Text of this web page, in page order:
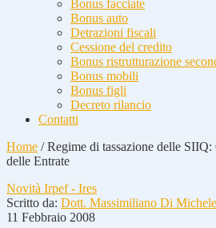
Bonus facciate
Bonus auto
Detrazioni fiscali
Cessione del credito
Bonus ristrutturazione
Bonus mobili
Bonus figli
Decreto rilancio
Contatti
Home /Regime di tassazione delle
delle Entrate
Novità Irpef - Ires
Scritto da: Dott. Massimiliano Di Michele
11 Febbraio 2008